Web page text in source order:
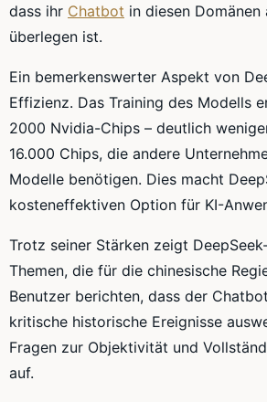
dass ihr Chatbot in diesen
überlegen ist.
Ein bemerkenswerter Aspekt von
Effizienz. Das Training des Modells
2000 Nvidia-Chips – deutlich
16.000 Chips, die andere
Modelle benötigen. Dies macht
kosteneffektiven Option für KI-
Trotz seiner Stärken zeigt
Themen, die für die chinesische
Benutzer berichten, dass der
kritische historische Ereignisse
Fragen zur Objektivität und
auf.